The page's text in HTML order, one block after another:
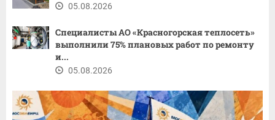
05.08.2026
Специалисты АО «Красногорская теплосеть»
выполнили 75% плановых работ по ремонту
и...
05.08.2026